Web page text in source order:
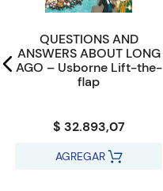
Código KEL 183196
QUESTIONS AND
ANSWERS ABOUT LONG
AGO – Usborne Lift-the-
flap
$ 32.893,07
AGREGAR